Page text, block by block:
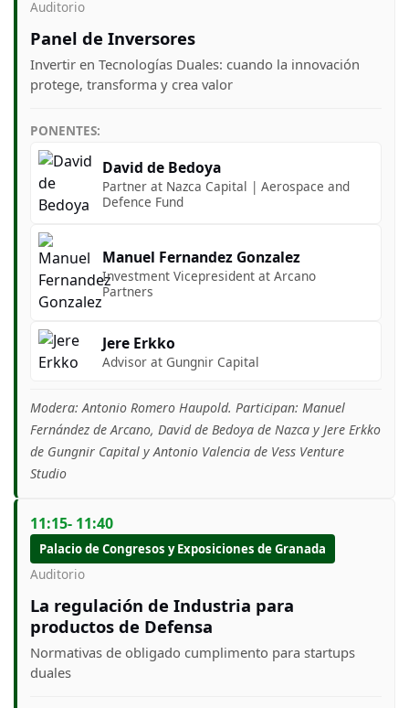
Auditorio
Panel de Inversores
Invertir en Tecnologías Duales: cuando la innovación
protege, transforma y crea valor
PONENTES:
David de Bedoya
Partner at Nazca Capital | Aerospace and
Defence Fund
Manuel Fernandez Gonzalez
Investment Vicepresident at Arcano
Partners
Jere Erkko
Advisor at Gungnir Capital
Modera: Antonio Romero Haupold. Participan: Manuel
Fernández de Arcano, David de Bedoya de Nazca y Jere Erkko
de Gungnir Capital y Antonio Valencia de Vess Venture
Studio
11:15- 11:40
Palacio de Congresos y Exposiciones de Granada
Auditorio
La regulación de Industria para
productos de Defensa
Normativas de obligado cumplimento para startups
duales